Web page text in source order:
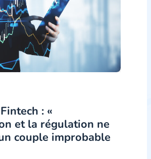
: «
et la régulation ne
couple improbable